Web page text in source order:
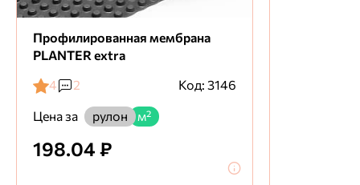
Профилированная мембрана
PLANTER extra
4
2
Код: 3146
Цена за
рулон м²
198.04 ₽